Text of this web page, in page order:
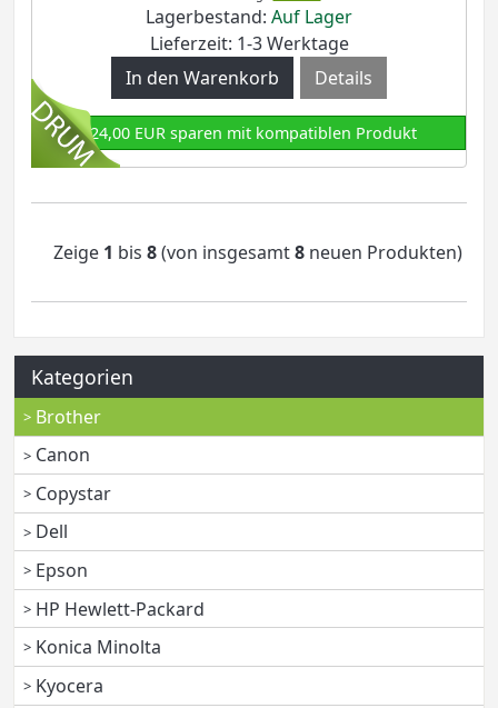
Lagerbestand: Auf Lager
Lieferzeit: 1-3 Werktage
Details
124,00 EUR sparen mit kompatiblen Produkt
Zeige 1 bis 8(von insgesamt8 neuen Produkten)
Kategorien
Brother
Canon
Copystar
Dell
Epson
HP Hewlett-Packard
Konica Minolta
Kyocera